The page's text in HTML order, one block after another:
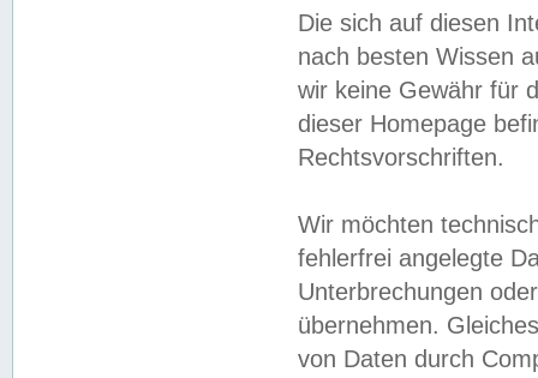
Die sich auf diesen
nach besten Wissen
wir keine Gewähr für
dieser Homepage
Rechtsvorschriften.
Wir möchten
fehlerfrei angelegte
Unterbrechungen
übernehmen.
von Daten durch